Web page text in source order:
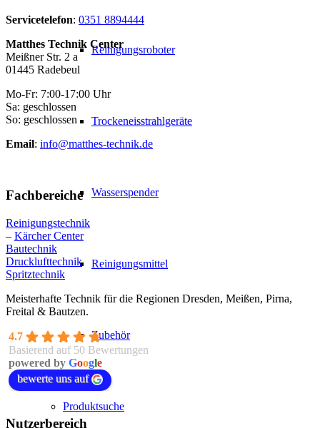
Reinigungsroboter
Trockeneisstrahlgeräte
Wasserspender
Reinigungsmittel
Zubehör
Produktsuche
Servicetelefon: 0351 8894444
Matthes Technik Center
Meißner Str. 2 a
01445 Radebeul
Mo-Fr: 7:00-17:00 Uhr
Sa: geschlossen
So: geschlossen
Email: info@matthes-technik.de
Fachbereiche
Reinigungstechnik
– Kärcher Center
Bautechnik
Drucklufttechnik
Spritztechnik
Meisterhafte Technik für die Regionen Dresden, Meißen, Pirna,
Freital & Bautzen.
4.7
Basierend auf 50 Bewertungen
powered by Google
bewerte uns auf
Nutzerbereich